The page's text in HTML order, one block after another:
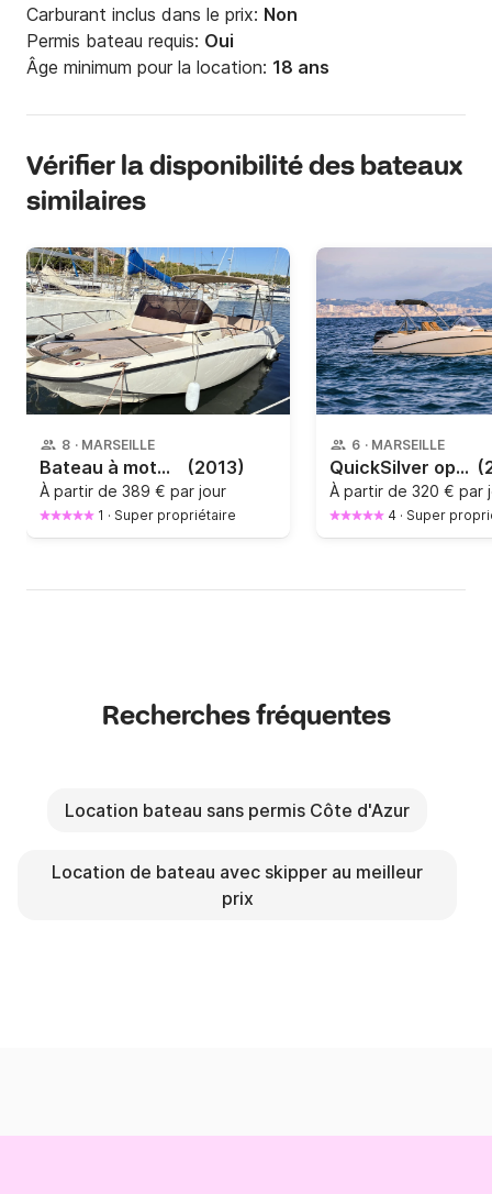
Carburant inclus dans le prix: Non
Permis bateau requis: Oui
Âge minimum pour la location: 18 ans
Vérifier la disponibilité des bateaux
similaires
8 · MARSEILLE
Bateau à moteur Quicksilver Sundeck 675 (2013)
À partir de 389 € par jour
1 · Super propriétaire
6 · MARSEILLE
QuickSilver open 555 100cv
À partir de 320 € par
4 · Super
Recherches fréquentes
Location bateau sans permis Côte d'Azur
Location de bateau avec skipper au meilleur
prix